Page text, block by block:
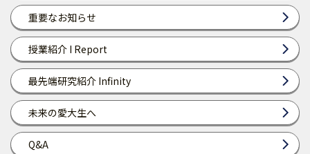
重要なお知らせ
授業紹介 I Report
最先端研究紹介 Infinity
未来の愛大生へ
Q&A